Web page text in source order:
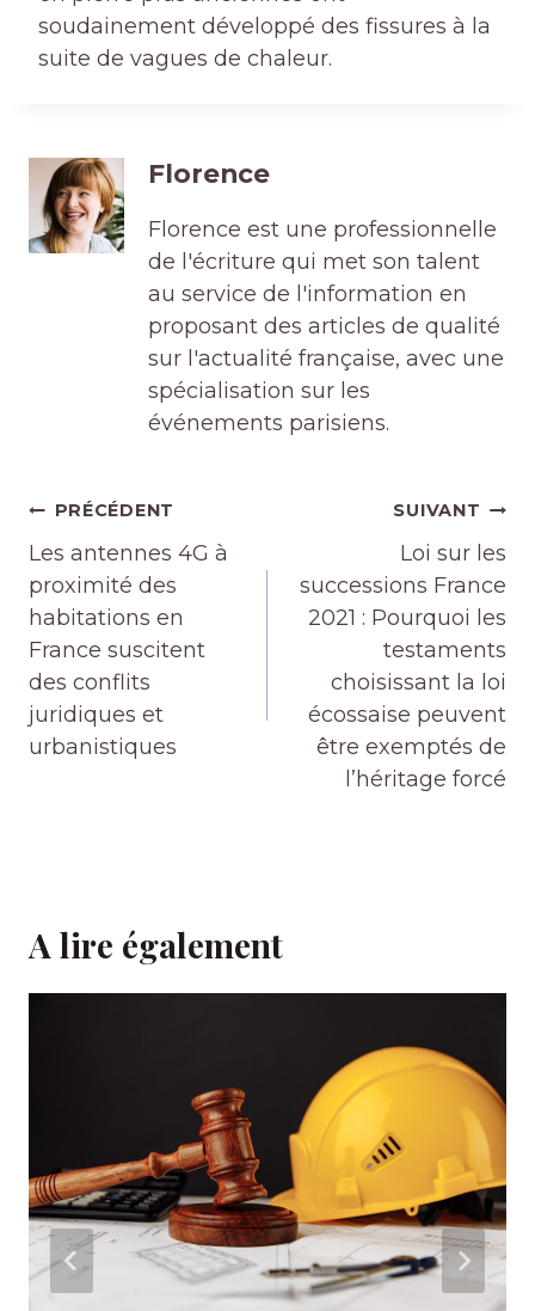
soudainement développé des fissures à la
suite de vagues de chaleur.
Florence
Florence est une professionnelle
de l'écriture qui met son talent
au service de l'information en
proposant des articles de qualité
sur l'actualité française, avec une
spécialisation sur les
événements parisiens.
Navigation
de
l’article
PRÉCÉDENT
Les antennes 4G à
proximité des
habitations en
France suscitent
des conflits
juridiques et
urbanistiques
SUIVANT
Loi sur les
successions France
2021 : Pourquoi les
testaments
choisissant la loi
écossaise peuvent
être exemptés de
l’héritage forcé
A lire également